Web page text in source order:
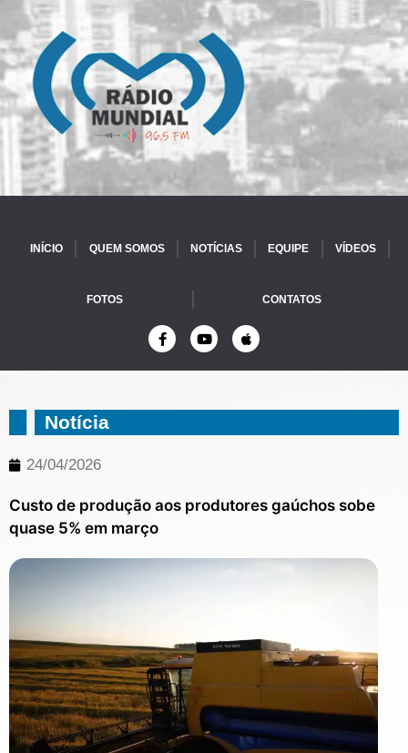
INÍCIO QUEM SOMOS NOTÍCIAS EQUIPE VÍDEOS
FOTOS CONTATOS
Notícia
24/04/2026
Custo de produção aos produtores gaúchos sobe
quase 5% em março